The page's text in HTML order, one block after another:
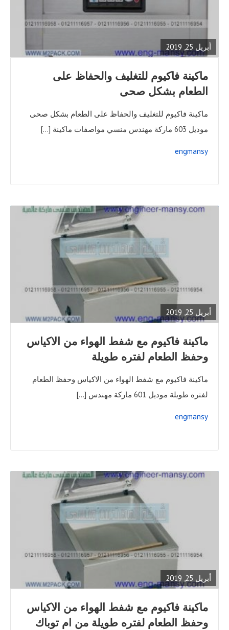
أبريل 25, 2019
READ
FULL
ماكينة فاكيوم للتغليف والحفاظ على
الطعام بشكل صحى
ماكينة فاكيوم للتغليف والحفاظ على الطعام بشكل صحى
موديل 603 ماركة مهندس منسي مواصفات ماكينة […]
engmansy
أبريل 25, 2019
FULL
POST
ماكينة فاكيوم مع شفط الهواء من الاكياس
وحفظ الطعام لفتره طويلة
ماكينة فاكيوم مع شفط الهواء من الاكياس وحفظ الطعام
لفتره طويلة موديل 601 ماركة مهندس […]
engmansy
أبريل 25, 2019
FULL
POST
ماكينة فاكيوم مع شفط الهواء من الاكياس
وحفظ الطعام لفتره طويلة من ام توباك